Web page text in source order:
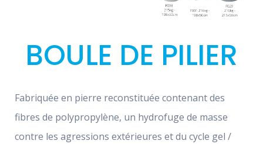
BOULE DE PILIER
Fabriquée en pierre reconstituée contenant des
fibres de polypropylène, un hydrofuge de masse
contre les agressions extérieures et du cycle gel /